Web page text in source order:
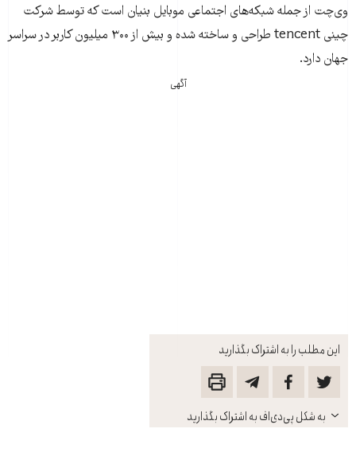
این مطلب را به اشتراک بگذارید
باز
کنید
به شکل پی‌دی‌اف به اشتراک بگذارید
وی‌چت از جمله شبکه‌های اجتماعی موبایل‌ بنیان است که توسط شرکت
چینی tencent طراحی و ساخته شده و بیش از ۳۰۰ میلیون کاربر در سراسر
جهان دارد.
آگهی